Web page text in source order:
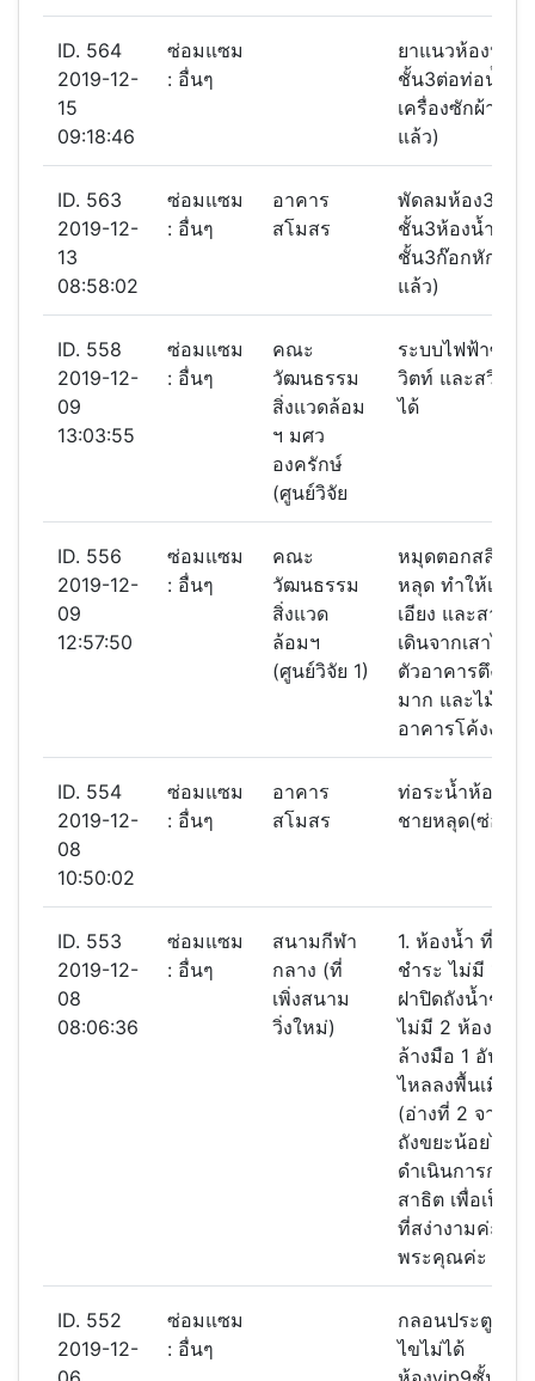
ID. 564
2019-12-
15
09:18:46
ซ่อมแซม
: อื่นๆ
ยาแนวห้องนํ้าห
ชั้น3ต่อท่อนํ้าทิ้ง
เครื่องซักผ้าชั้น
แล้ว)
ID. 563
2019-12-
13
08:58:02
ซ่อมแซม
: อื่นๆ
อาคาร
สโมสร
พัดลมห้อง302เ
ชั้น3ห้องนํ้าหญิง
ชั้น3ก๊อกหักคา(
แล้ว)
ID. 558
2019-12-
09
13:03:55
ซ่อมแซม
: อื่นๆ
คณะ
วัฒนธรรม
สิ่งแวดล้อม
ฯ มศว
องครักษ์
(ศูนย์วิจัย
ระบบไฟฟ้าซ็อต
วิตท์ และสวิตท์
ได้
ID. 556
2019-12-
09
12:57:50
ซ่อมแซม
: อื่นๆ
คณะ
วัฒนธรรม
สิ่งแวด
ล้อมฯ
(ศูนย์วิจัย 1)
หมุดตอกสลิงยึด
หลุด ทำให้เสาไ
เอียง และสายไ
เดินจากเสาไฟฟ้
ตัวอาคารตึงเป็น
มาก และไม้ที่ติ
อาคารโค้งงอผิ
ID. 554
2019-12-
08
10:50:02
ซ่อมแซม
: อื่นๆ
อาคาร
สโมสร
ท่อระนํ้าห้องอา
ชายหลุด(ซ่อมแ
ID. 553
2019-12-
08
08:06:36
ซ่อมแซม
: อื่นๆ
สนามกีฬา
กลาง (ที่
เพิ่งสนาม
วิ่งใหม่)
1. ห้องน้ำ ที่แขว
ชำระ ไม่มี 1 ห้อ
ฝาปิดถังน้ำชักโ
ไม่มี 2 ห้อง 3. อ่
ล้างมือ 1 อัน รั่ว
ไหลลงพื้นเมื่อล้
(อ่างที่ 2 จากซ้า
ถังขยะน้อยไป ร
ดำเนินการก่อน
สาธิต เพื่อเป็นเ
ที่สง่างามค่ะ ขิบ
พระคุณค่ะ
ID. 552
2019-12-
ซ่อมแซม
: อื่นๆ
กลอนประตูตกกุ
ไขไม่ได้